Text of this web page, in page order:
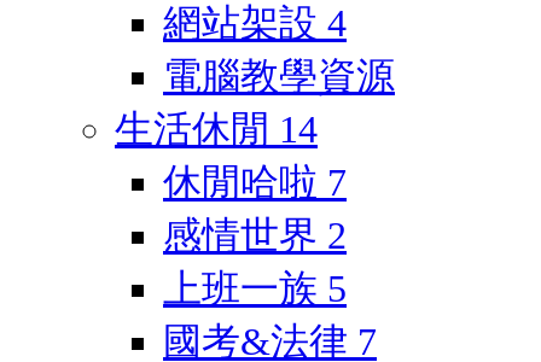
網站架設 4
電腦教學資源
生活休閒 14
休閒哈啦 7
感情世界 2
上班一族 5
國考&法律 7